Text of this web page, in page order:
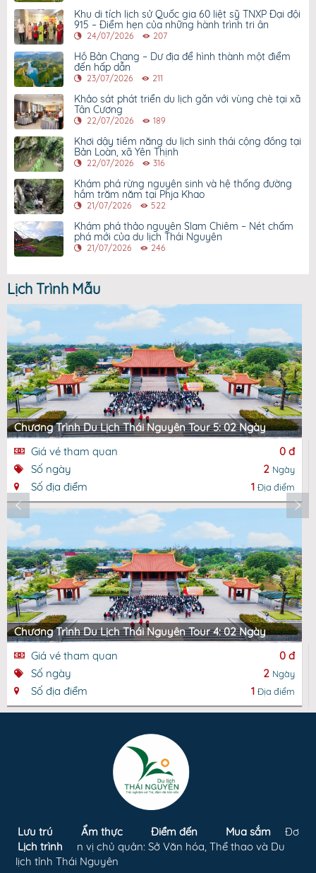
Khu di tích lịch sử Quốc gia 60 liệt sỹ TNXP Đại đội
915 – Điểm hẹn của những hành trình tri ân
24/07/2026 207
Hồ Bản Chang – Dư địa để hình thành một điểm
đến hấp dẫn
23/07/2026 211
Khảo sát phát triển du lịch gắn với vùng chè tại xã
Tân Cương
22/07/2026 189
Khơi dậy tiềm năng du lịch sinh thái cộng đồng tại
Bản Loàn, xã Yên Thịnh
22/07/2026 316
Khám phá rừng nguyên sinh và hệ thống đường
hầm trăm năm tại Phja Khao
21/07/2026 522
Khám phá thảo nguyên Slam Chiêm – Nét chấm
phá mới của du lịch Thái Nguyên
21/07/2026 246
Lịch Trình Mẫu
Chương Trình Du Lịch Thái Nguyên Tour 5: 02 Ngày
Giá vé tham quan
0 đ
Số ngày
2 Ngày
Số địa điểm 1 Địa điểm
Chương Trình Du Lịch Thái Nguyên Tour 4: 02 Ngày
Giá vé tham quan
0 đ
Số ngày
2 Ngày
Số địa điểm 1 Địa điểm
Lưu trú Ẩm thực Điểm đến
Mua sắm
Lịch trình
Đơ
n vị chủ quản: Sở Văn hóa, Thể thao và Du
lịch tỉnh Thái Nguyên